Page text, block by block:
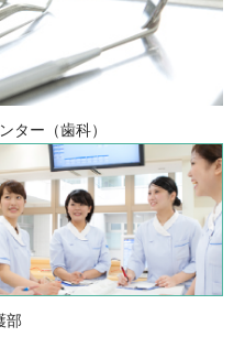
ター（歯科）
部